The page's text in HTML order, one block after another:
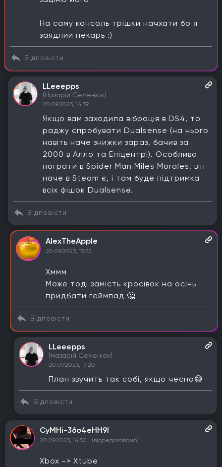
На саму консоль трішки начхати бо я
заядлий пекарь :)
Відповісти
LLeeepps
(Назарій Семенюк)
20.09.2023, 14:39
Якщо вам заходила вібрація в DS4, то
раджу спробувати Dualsense (на нього
навіть наче знижки зараз, бачив за
2000 в Алло та Епіцентрі). Особливо
пограти в Spider Man Miles Morales, він
наче в Steam є, і там буде підтримка
всіх фішок Dualsense.
Відповісти
AlexTheApple
20.09.2023, 15:32
Хммм
Може тоді замість кросівок на осінь
придбати геймпад 🤔
Відповісти
LLeeepps
(Назарій Семенюк)
20.09.2023, 17:20
План звучить так собі, якщо чесно😅
Відповісти
CyMHi-36o4eHH9I
20.09.2023, 14:50 (відредаговано)
Xbox -> Xtube